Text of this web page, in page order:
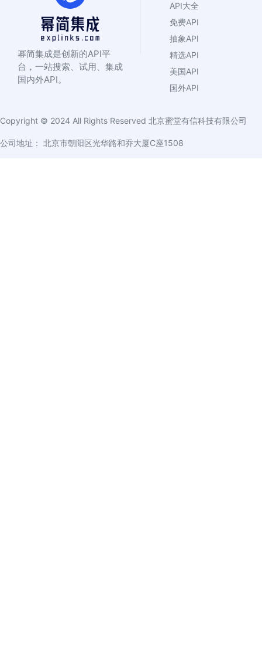
幂简集成是创新的API平
台，一站搜索、试用、集成
国内外API。
API大全
免费API
抽象API
精选API
美国API
国外API
Copyright © 2024 All Rights Reserved 北京蜜堂有信科技有限公司
公司地址： 北京市朝阳区光华路和乔大厦C座1508